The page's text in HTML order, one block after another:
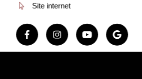
Site internet